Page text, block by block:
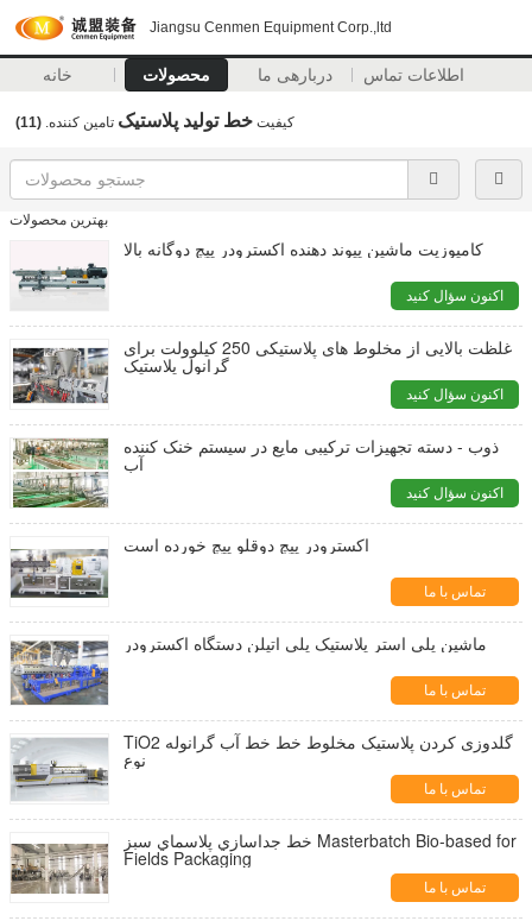
Jiangsu Cenmen Equipment Corp.,ltd
خانه محصولات دربارهی ما اطلاعات تماس
کیفیت خط تولید پلاستیک تامین کننده. (11)
بهترین محصولات
کامپوزیت ماشین پیوند دهنده اکسترودر پیچ دوگانه بالا
اکنون سؤال کنید
غلظت بالایی از مخلوط های پلاستیکی 250 کیلوولت برای
گرانول پلاستیک
اکنون سؤال کنید
ذوب - دسته تجهیزات ترکیبی مایع در سیستم خنک کننده
آب
اکنون سؤال کنید
اکسترودر پیچ دوقلو پیچ خورده است
تماس با ما
ماشین پلی استر پلاستیک پلی اتیلن دستگاه اکسترودر
تماس با ما
TiO2 گلدوزی کردن پلاستیک مخلوط خط خط آب گرانوله
نوع
تماس با ما
خط جداسازي پلاسماي سبز Masterbatch Bio-based for
Fields Packaging
تماس با ما